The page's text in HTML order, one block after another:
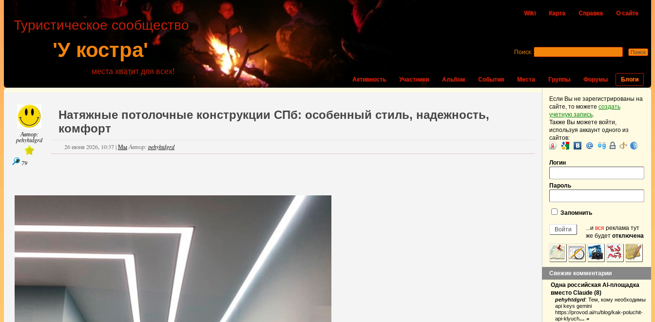
Wiki Карта Справка О сайте
'У костра'
Туристическое сообщество
места хватит для всех!
Активность Участники Альбом События Места Группы Форумы Блоги
Поиск:
Автор:
pehyhtdgrd
79
Натяжные потолочные конструкции СПб: особенный стиль, надежность,
комфорт
26 июня 2026, 10:37|МыАвтор: pehyhtdgrd
Если Вы не зарегистрированы на
сайте, то можете создать
учетную запись.
Также Вы можете войти,
используя аккаунт одного из
сайтов:
Логин
Пароль
Запомнить
...и вся реклама тут
же будет отключена
Свежие комментарии
Одна российская AI-площадка
вместо Claude (8)
pehyhtdgrd: Тем, кому необходимы
api keys gemini
https://provod.ai/ru/blog/kak-poluchit-
api-klyuch… »